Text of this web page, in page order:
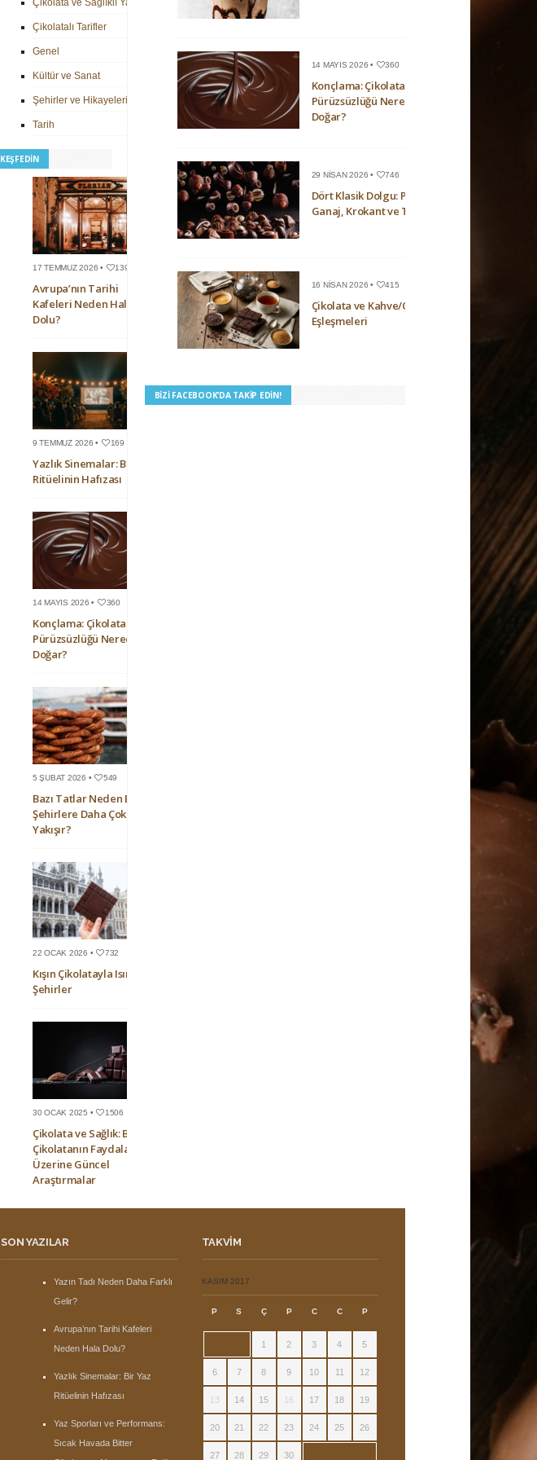
Çikolata ve Sağlıklı Yaşam
Çikolatalı Tarifler
Genel
Kültür ve Sanat
Şehirler ve Hikayeleri
Tarih
KEŞFEDIN
17 TEMMUZ 2026 • 139
Avrupa’nın Tarihi
Kafeleri Neden Hala
Dolu?
9 TEMMUZ 2026 • 169
Yazlık Sinemalar: Bir Yaz
Ritüelinin Hafızası
14 MAYIS 2026 • 360
Konçlama: Çikolatanın
Pürüzsüzlüğü Nerede
Doğar?
5 ŞUBAT 2026 • 549
Bazı Tatlar Neden Bazı
Şehirlere Daha Çok
Yakışır?
22 OCAK 2026 • 732
Kışın Çikolatayla Isınan
Şehirler
30 OCAK 2025 • 1506
Çikolata ve Sağlık: Bitter
Çikolatanın Faydaları
Üzerine Güncel
Araştırmalar
14 MAYIS 2026 • 360
Konçlama: Çikolatanın
Pürüzsüzlüğü Nerede
Doğar?
29 NISAN 2026 • 746
Dört Klasik Dolgu: Pralin,
Ganaj, Krokant ve Trüf
16 NISAN 2026 • 415
Çikolata ve Kahve/Çay
Eşleşmeleri
BIZI FACEBOOK’DA TAKIP EDIN!
SON YAZILAR
Yazın Tadı Neden Daha Farklı
Gelir?
Avrupa’nın Tarihi Kafeleri
Neden Hala Dolu?
Yazlık Sinemalar: Bir Yaz
Ritüelinin Hafızası
Yaz Sporları ve Performans:
Sıcak Havada Bitter
TAKVIM
KASIM 2017
P S Ç P C C P
1 2 3 4 5
6 7 8 9 10 11 12
13 14 15 16 17 18 19
20 21 22 23 24 25 26
27 28 29 30